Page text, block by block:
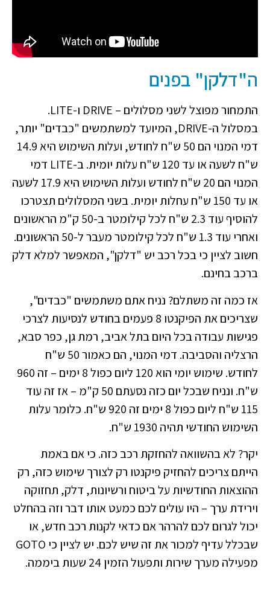
ה"דלקן" בפנים
התמחור מפוצל לשני מסלולים – DRIVE ו-LITE.
במסלול ה-DRIVE, המיועד למשתמשים "כבדים" יותר,
דמי המנוי הם 50 ש"ח לחודש, ועלות השימוש היא 14.9
ש"ח לשעה או עד 120 ש"ח עלות יומית. ב-LITE דמי
המנוי הם 20 ש"ח לחודש ועלות השימוש היא 17.9 לשעה
או עד 150 ש"ח עחלות יומית. בשני המסלולים תצטרכו
להוסיף עוד 2.3 ש"ח לכל קילומטר ב-50 ק"מ הראשונים
ואחרי עוד 1.3 ש"ח לכל קילומטר מעבר ל-50 הראשונים.
חשוב לציין כי בכל רכב יש "דלקן", המאפשר למלא דלק
ברכב בחינם.
אז כמה זה משתלם? נניח אתם משתמשים "כבדים",
שצריכים את הפיקנטו 8 פעמים בחודש לנסיעות לצרכי
פגישות עבודה בכל היום בתל אביב, רמת גן, כפר סבא,
הרצליה והסביבה. דמי המנוי, הם כאמור 50 ש"ח
לחודש. שימוש יומי הוא 120 ליום כפול 8 ימים – זה 960
ש"ח. ונניח שבכל יום כזה נסעתם 50 ק"מ – אז זה עוד
115 ש"ח ליום כפול 8 ימים זה 920 ש"ח. כלומר עלות
השימוש החודשי תהיה 1930 ש"ח.
יקר? לא בהשוואה להחזקת רכב כזה. כי אם באמת
הייתם צריכים להחזיק פיקנטו רק לצורך שימוש כזה, רק
ההוצאות החודשיות על ביטוח ורשיונות, דלק, תחזוקה
וירידת ערך – היו עולים לכם כמעט אותו דבר וזה בהחלט
יכול לגרום לכם להרהר אם כדאי לקנות רכב חדש, או
מפעילה מערך שירות ותפעול הזמין 24 שעות ביממה.